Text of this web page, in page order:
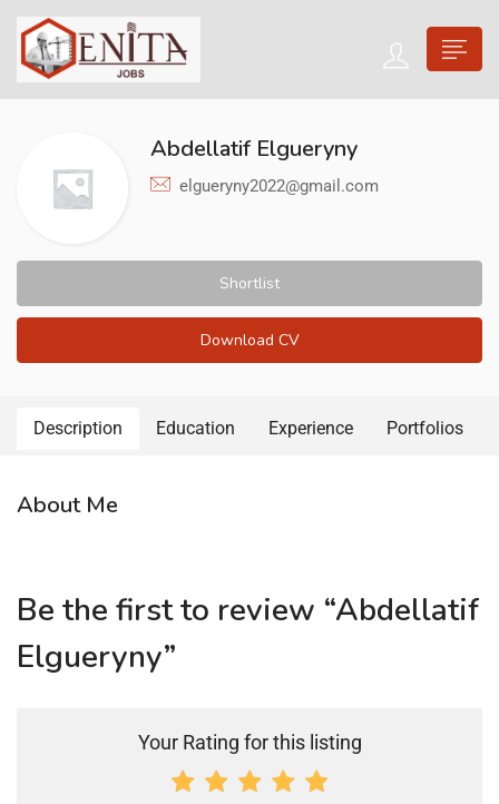
Abdellatif Elgueryny
elgueryny2022@gmail.com
Shortlist
Download CV
Description Education Experience Portfolios
About Me
Be the first to review “Abdellatif
Elgueryny”
Your Rating for this listing